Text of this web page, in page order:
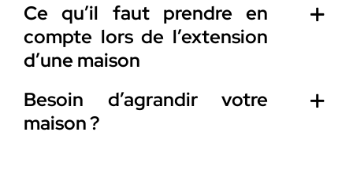
Ce qu’il faut prendre en
compte lors de l’extension
d’une maison
Besoin d’agrandir votre
maison ?